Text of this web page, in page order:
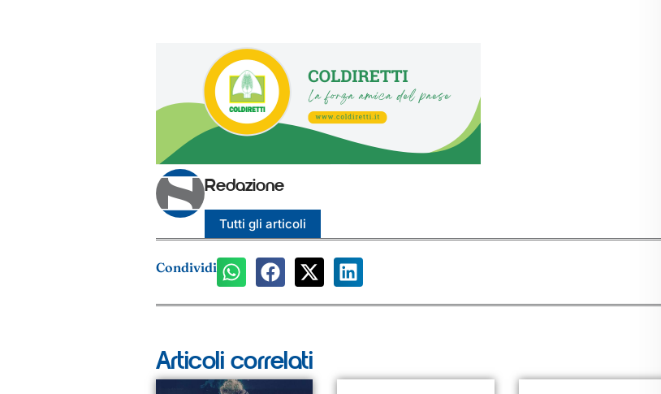
Redazione
Tutti gli articoli
Condividi
Articoli correlati